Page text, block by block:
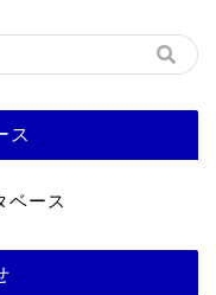
ス
ベース